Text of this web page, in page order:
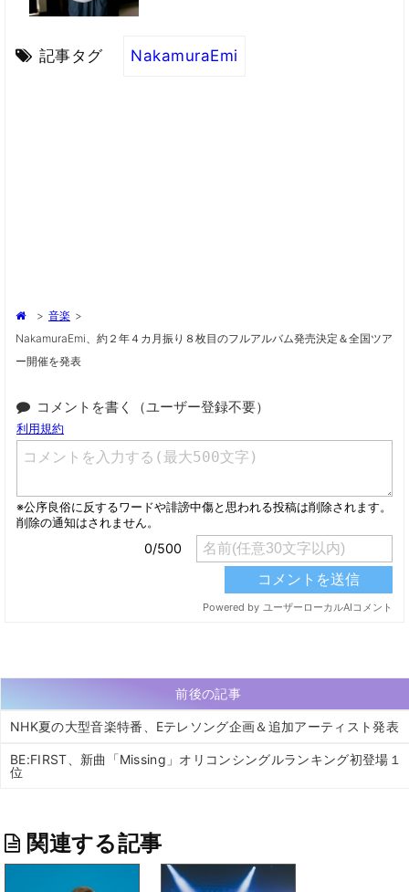
記事タグ NakamuraEmi
> 音楽 >
NakamuraEmi、約２年４カ月振り８枚目のフルアルバム発売決定＆全国ツア
ー開催を発表
コメントを書く（ユーザー登録不要）
前後の記事
NHK夏の大型音楽特番、Eテレソング企画＆追加アーティスト発表
BE:FIRST、新曲「Missing」オリコンシングルランキング初登場１
位
関連する記事